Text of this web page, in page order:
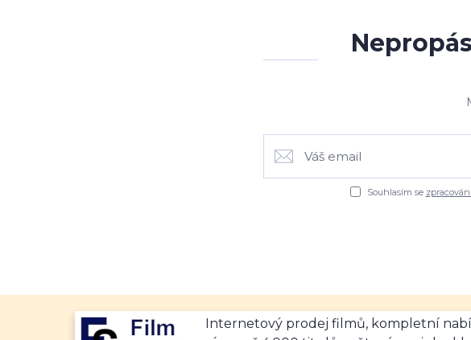
Souhlasím se
Internetový prodej filmů, kompletní